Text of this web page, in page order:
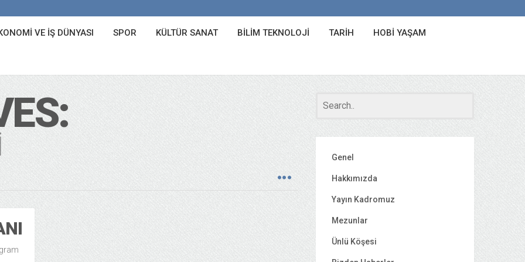
VE İŞ DÜNYASI SPOR KÜLTÜR SANAT BILIM TEKNOLOJI TARIH HOBI YAŞAM
Genel
Hakkımızda
Yayın Kadromuz
Mezunlar
Ünlü Köşesi